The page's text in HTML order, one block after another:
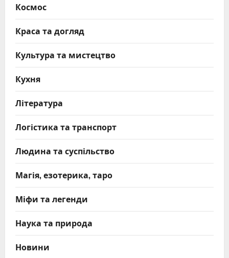
Космос
Краса та догляд
Культура та мистецтво
Кухня
Література
Логістика та транспорт
Людина та суспільство
Магія, езотерика, таро
Міфи та легенди
Наука та природа
Новини